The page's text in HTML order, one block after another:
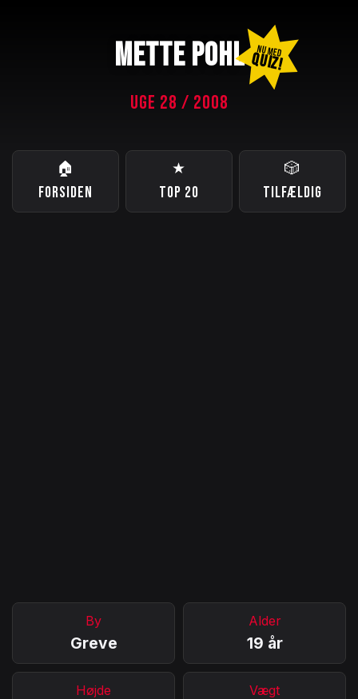
METTE POHL NU MED
QUIZ!
UGE 28 / 2008
🏠
FORSIDEN
★
TOP 20
🎲
TILFÆLDIG
By
Greve
Alder
19 år
Højde Vægt